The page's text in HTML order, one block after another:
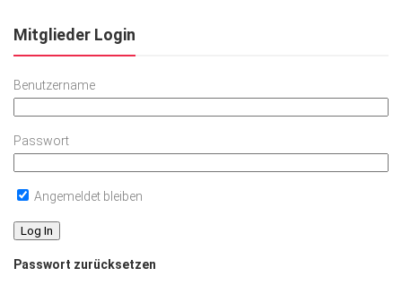
Mitglieder Login
Benutzername
Passwort
Angemeldet bleiben
Passwort zurücksetzen